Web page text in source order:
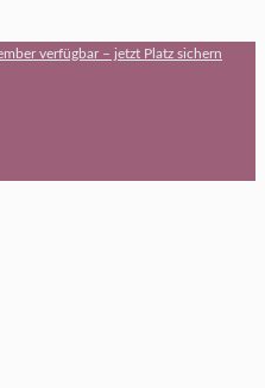
verfügbar – jetzt Platz sichern